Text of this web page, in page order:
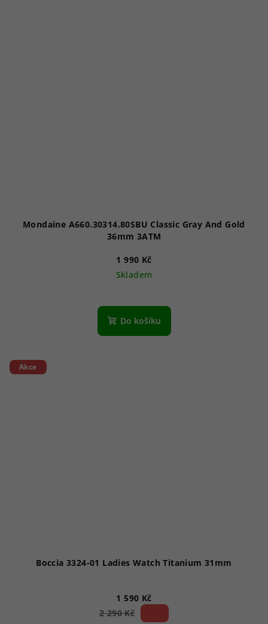
Mondaine A660.30314.80SBU Classic Gray And Gold
36mm 3ATM
1 990 Kč
Skladem
Do košíku
Akce
Boccia 3324-01 Ladies Watch Titanium 31mm
1 590 Kč
2 290 Kč